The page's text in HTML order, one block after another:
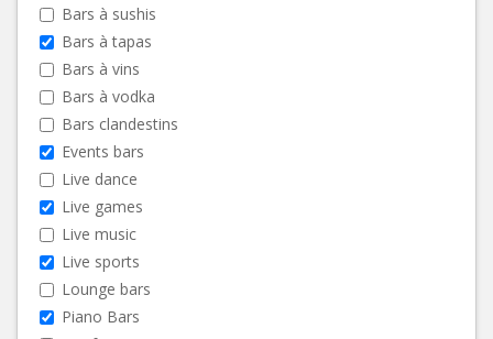
Bars à sushis
Bars à tapas
Bars à vins
Bars à vodka
Bars clandestins
Events bars
Live dance
Live games
Live music
Live sports
Lounge bars
Piano Bars